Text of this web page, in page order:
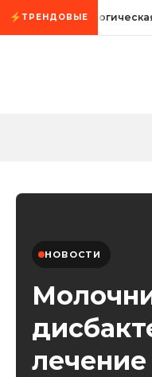
Промотать к
ТРЕНДОВЫЕ
НОВОСТИ